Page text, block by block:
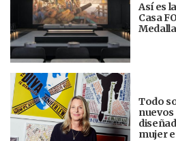
Así es
Casa
Todo
mujer